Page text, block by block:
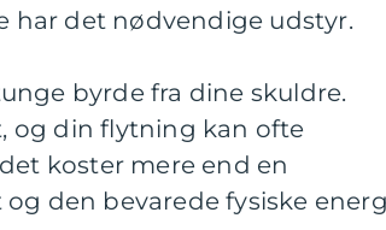
har det nødvendige udstyr.
byrde fra dine skuldre.
og din flytning kan ofte
koster mere end en
den bevarede fysiske